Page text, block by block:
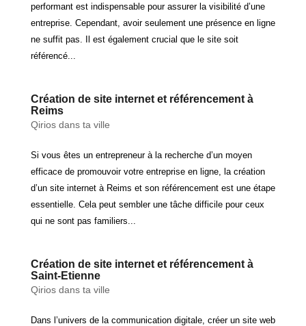
performant est indispensable pour assurer la visibilité d’une
entreprise. Cependant, avoir seulement une présence en ligne
ne suffit pas. Il est également crucial que le site soit
référencé...
Création de site internet et référencement à
Reims
Qirios dans ta ville
Si vous êtes un entrepreneur à la recherche d’un moyen
efficace de promouvoir votre entreprise en ligne, la création
d’un site internet à Reims et son référencement est une étape
essentielle. Cela peut sembler une tâche difficile pour ceux
qui ne sont pas familiers...
Création de site internet et référencement à
Saint-Etienne
Qirios dans ta ville
Dans l’univers de la communication digitale, créer un site web